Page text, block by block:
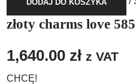
DODAJ DO KOSZYKA
złoty charms love
1,640.00 zł z VAT
CHCĘ!